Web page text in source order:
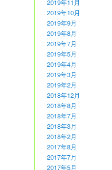
2019年11月
2019年10月
2019年9月
2019年8月
2019年7月
2019年5月
2019年4月
2019年3月
2019年2月
2018年12月
2018年8月
2018年7月
2018年3月
2018年2月
2017年8月
2017年7月
2017年5月